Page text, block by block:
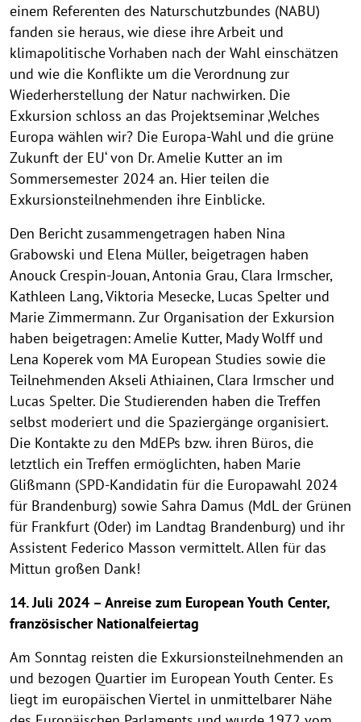
einem Referenten des Naturschutzbundes (NABU)
fanden sie heraus, wie diese ihre Arbeit und
klimapolitische Vorhaben nach der Wahl einschätzen
und wie die Konflikte um die Verordnung zur
Wiederherstellung der Natur nachwirken. Die
Exkursion schloss an das Projektseminar ‚Welches
Europa wählen wir? Die Europa-Wahl und die grüne
Zukunft der EU‘ von Dr. Amelie Kutter an im
Sommersemester 2024 an. Hier teilen die
Exkursionsteilnehmenden ihre Einblicke.
Den Bericht zusammengetragen haben Nina
Grabowski und Elena Müller, beigetragen haben
Anouck Crespin-Jouan, Antonia Grau, Clara Irmscher,
Kathleen Lang, Viktoria Mesecke, Lucas Spelter und
Marie Zimmermann. Zur Organisation der Exkursion
haben beigetragen: Amelie Kutter, Mady Wolff und
Lena Koperek vom MA European Studies sowie die
Teilnehmenden Akseli Athiainen, Clara Irmscher und
Lucas Spelter. Die Studierenden haben die Treffen
selbst moderiert und die Spaziergänge organisiert.
Die Kontakte zu den MdEPs bzw. ihren Büros, die
letztlich ein Treffen ermöglichten, haben Marie
Glißmann (SPD-Kandidatin für die Europawahl 2024
für Brandenburg) sowie Sahra Damus (MdL der Grünen
für Frankfurt (Oder) im Landtag Brandenburg) und ihr
Assistent Federico Masson vermittelt. Allen für das
Mittun großen Dank!
14. Juli 2024 – Anreise zum European Youth Center,
französischer Nationalfeiertag
Am Sonntag reisten die Exkursionsteilnehmenden an
und bezogen Quartier im European Youth Center. Es
liegt im europäischen Viertel in unmittelbarer Nähe